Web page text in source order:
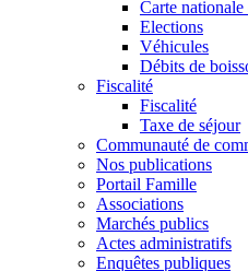
Carte nationale
Elections
Véhicules
Débits de
Fiscalité
Fiscalité
Taxe de séjour
Communauté de
Nos publications
Portail Famille
Associations
Marchés publics
Actes administratifs
Enquêtes publiques